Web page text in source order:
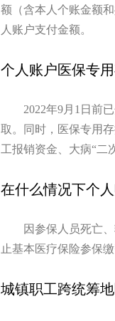
额（含本人个账金额
人账户支付金额。
个人账户医保专
2022年9月1日前已
取。同时，医保专用
工报销资金、大病“二
在什么情况下个
因参保人员死亡、
止基本医疗保险参保
城镇职工跨统筹